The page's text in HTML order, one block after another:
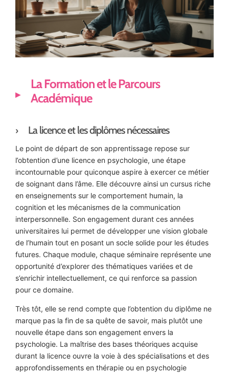
La Formation et le Parcours
Académique
La licence et les diplômes nécessaires
Le point de départ de son apprentissage repose sur
l’obtention d’une licence en psychologie, une étape
incontournable pour quiconque aspire à exercer ce métier
de soignant dans l’âme. Elle découvre ainsi un cursus riche
en enseignements sur le comportement humain, la
cognition et les mécanismes de la communication
interpersonnelle. Son engagement durant ces années
universitaires lui permet de développer une vision globale
de l’humain tout en posant un socle solide pour les études
futures. Chaque module, chaque séminaire représente une
opportunité d’explorer des thématiques variées et de
s’enrichir intellectuellement, ce qui renforce sa passion
pour ce domaine.
Très tôt, elle se rend compte que l’obtention du diplôme ne
marque pas la fin de sa quête de savoir, mais plutôt une
nouvelle étape dans son engagement envers la
psychologie. La maîtrise des bases théoriques acquise
durant la licence ouvre la voie à des spécialisations et des
approfondissements en thérapie ou en psychologie